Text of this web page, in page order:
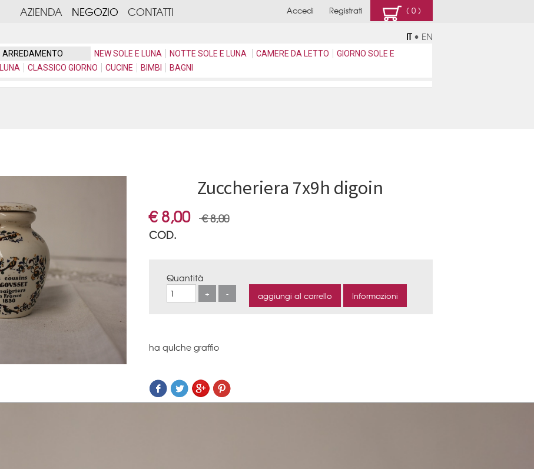
AZIENDA NEGOZIO CONTATTI Accedi Registrati ( 0 )
IT • EN
ARREDAMENTO NEW SOLE E LUNA NOTTE SOLE E LUNA CAMERE DA LETTO
GIORNO SOLE E
LUNA
CLASSICO GIORNO CUCINE BIMBI BAGNI
Zuccheriera 7x9h digoin
€ 8,00 € 8,00
COD.
Quantità
ha qulche graffio